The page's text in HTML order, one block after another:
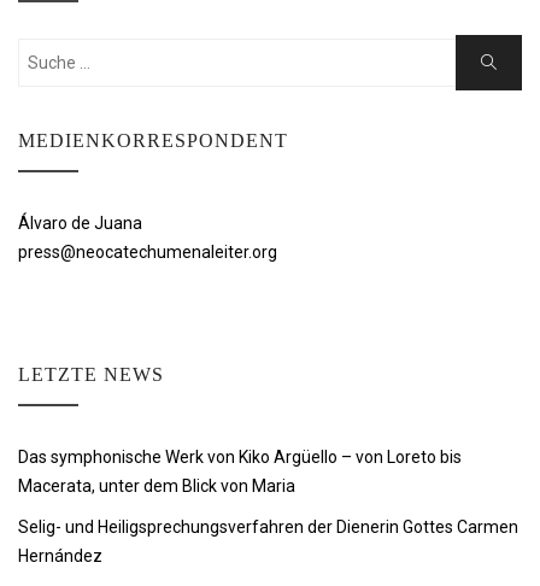
Suchen
Suche
MEDIENKORRESPONDENT
Álvaro de Juana
press@neocatechumenaleiter.org
LETZTE NEWS
Das symphonische Werk von Kiko Argüello – von Loreto bis
Macerata, unter dem Blick von Maria
Selig- und Heiligsprechungsverfahren der Dienerin Gottes Carmen
Hernández